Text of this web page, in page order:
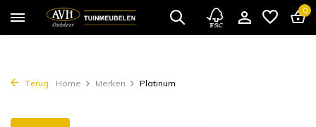
0
Terug Home Merken Platinum